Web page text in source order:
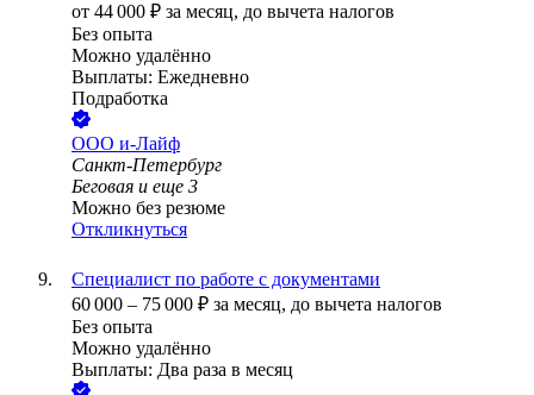
от 44 000 ₽ за месяц, до вычета налогов
Без опыта
Можно удалённо
Выплаты: Ежедневно
Подработка
ООО и-Лайф
Санкт-Петербург
Беговая и еще 3
Можно без резюме
Откликнуться
Специалист по работе с документами
60 000 – 75 000 ₽ за месяц, до вычета налогов
Без опыта
Можно удалённо
Выплаты: Два раза в месяц